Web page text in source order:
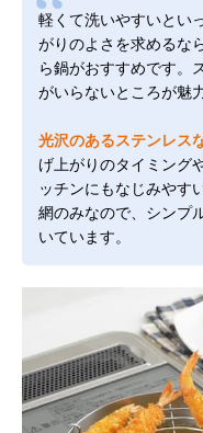
軽くて洗いやすいとい
がりのよさを求めるな
ら鍋がおすすめです。
がいらないところが魅力
光沢のあるステンレス
げ上がりのタイミング
ッチンにもなじみやす
網のみなので、シンプ
いています。